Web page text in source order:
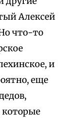
Алексей
что-то
и
еще